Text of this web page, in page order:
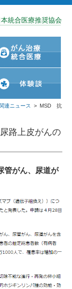
連ニュース > MSD 抗
路上皮がんの
管がん、尿道が